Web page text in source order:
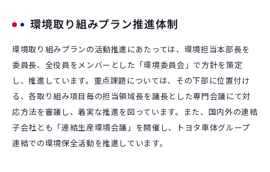
環境取り組みプラン推進体制
環境取り組みプランの活動推進にあたっては、環境担当本部長を
委員長、全役員をメンバーとした「環境委員会」で方針を策定
し、推進しています。重点課題については、その下部に位置付け
る、各取り組み項目毎の担当領域長を議長とした専門会議にて対
応方法を審議し、着実な推進を図っています。また、国内外の連結
子会社とも「連結生産環境会議」を開催し、トヨタ車体グループ
連結での環境保全活動を推進しています。